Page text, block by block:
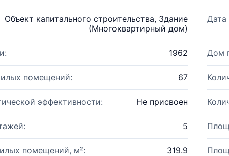
Объект капитального строительства, Здание
(Многоквартирный дом)
Дата
1962 Дом
помещений: 67
эффективности: Не присвоен
5
помещений, м²: 319.9